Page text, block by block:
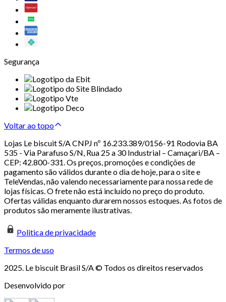
Segurança
Voltar ao topo
Lojas Le biscuit S/A CNPJ nº 16.233.389/0156-91 Rodovia BA
535 - Via Parafuso S/N, Rua 25 a 30 Industrial – Camaçari/BA –
CEP: 42.800-331. Os preços, promoções e condições de
pagamento são válidos durante o dia de hoje, para o site e
TeleVendas, não valendo necessariamente para nossa rede de
lojas físicas. O frete não está incluído no preço do produto.
Ofertas válidas enquanto durarem nossos estoques. As fotos de
produtos são meramente ilustrativas.
Politica de privacidade
Termos de uso
2025. Le biscuit Brasil S/A © Todos os direitos reservados
Desenvolvido por